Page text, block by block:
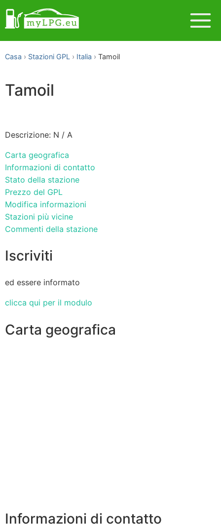
Casa Stazioni GPL Italia Tamoil
Tamoil
Descrizione: N / A
Carta geografica
Informazioni di contatto
Stato della stazione
Prezzo del GPL
Modifica informazioni
Stazioni più vicine
Commenti della stazione
Iscriviti
ed essere informato
clicca qui per il modulo
Carta geografica
Informazioni di contatto